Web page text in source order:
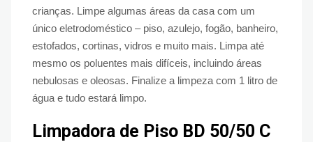
crianças. Limpe algumas áreas da casa com um
único eletrodoméstico – piso, azulejo, fogão, banheiro,
estofados, cortinas, vidros e muito mais. Limpa até
mesmo os poluentes mais difíceis, incluindo áreas
nebulosas e oleosas. Finalize a limpeza com 1 litro de
água e tudo estará limpo.
Limpadora de Piso BD 50/50 C